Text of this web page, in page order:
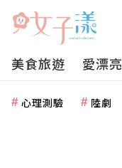
美食旅遊 愛漂亮
心理測驗 陸劇